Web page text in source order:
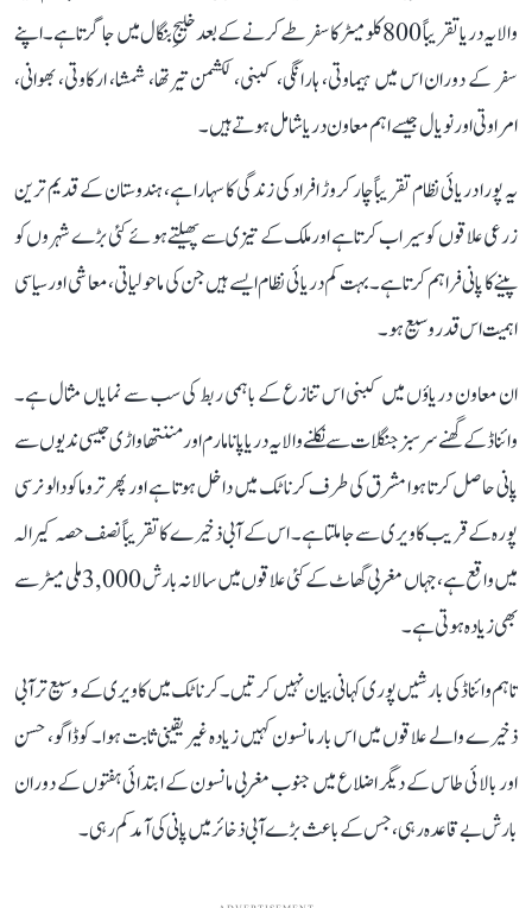
والا یہ دریا تقریباً 800 کلومیٹر کا سفر طے کرنے کے بعد خلیجِ بنگال میں جا گرتا ہے۔ اپنے
سفر کے دوران اس میں ہیماوتی، ہارانگی، کبنی، لکشمن تیرتھا، شمشا، ارکاوتی، بھوانی،
امراوتی اور نویال جیسے اہم معاون دریا شامل ہوتے ہیں۔
یہ پورا دریائی نظام تقریباً چار کروڑ افراد کی زندگی کا سہارا ہے، ہندوستان کے قدیم ترین
زرعی علاقوں کو سیراب کرتا ہے اور ملک کے تیزی سے پھیلتے ہوئے کئی بڑے شہروں کو
پینے کا پانی فراہم کرتا ہے۔ بہت کم دریائی نظام ایسے ہیں جن کی ماحولیاتی، معاشی اور سیاسی
اہمیت اس قدر وسیع ہو۔
ان معاون دریاؤں میں کبنی اس تنازع کے باہمی ربط کی سب سے نمایاں مثال ہے۔
وائناڈ کے گھنے سرسبز جنگلات سے نکلنے والا یہ دریا پانامارم اور مننتھاواڑی جیسی ندیوں سے
پانی حاصل کرتا ہوا مشرق کی طرف کرناٹک میں داخل ہوتا ہے اور پھر تروماکودالو نرسی
پورہ کے قریب کاویری سے جا ملتا ہے۔ اس کے آبی ذخیرے کا تقریباً نصف حصہ کیرالہ
میں واقع ہے، جہاں مغربی گھاٹ کے کئی علاقوں میں سالانہ بارش 3,000 ملی میٹر سے
بھی زیادہ ہوتی ہے۔
تاہم وائناڈ کی بارشیں پوری کہانی بیان نہیں کرتیں۔ کرناٹک میں کاویری کے وسیع تر آبی
ذخیرے والے علاقوں میں اس بار مانسون کہیں زیادہ غیر یقینی ثابت ہوا۔ کوڈاگو، حسن
اور بالائی طاس کے دیگر اضلاع میں جنوب مغربی مانسون کے ابتدائی ہفتوں کے دوران
بارش بے قاعدہ رہی، جس کے باعث بڑے آبی ذخائر میں پانی کی آمد کم رہی۔